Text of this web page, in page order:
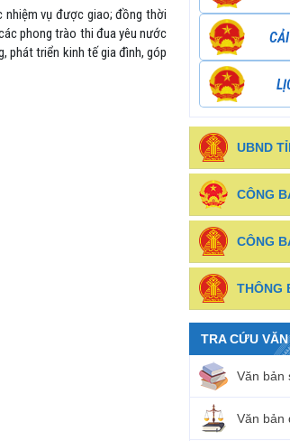
nhiệm vụ được giao; đồng thời
phong trào thi đua yêu nước
phát triển kinh tế gia đình, góp
UBND
CÔNG
CÔNG
THÔNG
TRA CỨU
Văn bản
Văn bản